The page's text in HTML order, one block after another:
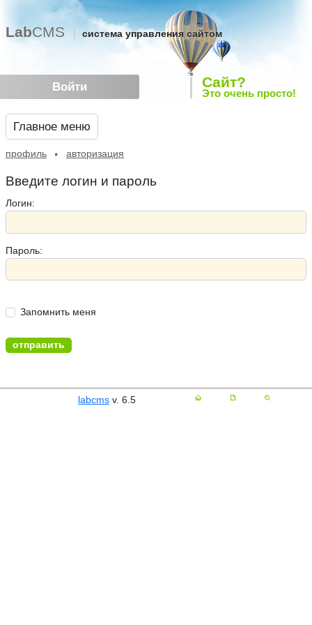
Войти
LabCMS система управления сайтом
Сайт?
Это очень просто!
Главное меню
профиль авторизация
Введите логин и пароль
Логин:
Пароль:
Запомнить меня
labcms v. 6.5